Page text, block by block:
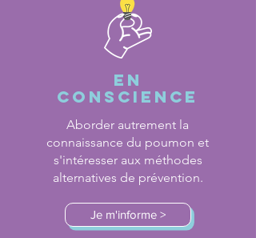
EN
CONSCIENCE
Aborder autrement la
connaissance du poumon et
s'intéresser aux méthodes
alternatives de prévention.
Je m'informe >